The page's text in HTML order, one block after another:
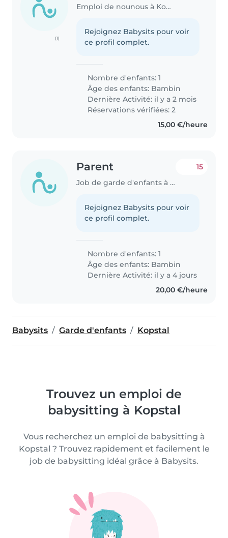
(1)
Emploi de nounous à Kopstal
Rejoignez Babysits pour voir
ce profil complet.
Nombre d'enfants: 1
Âge des enfants: Bambin
Dernière Activité: il y a 2 mois
Réservations vérifiées: 2
15,00 €/heure
Parent
Job de garde d'enfants à Kopstal
15
Rejoignez Babysits pour voir
ce profil complet.
Nombre d'enfants: 1
Âge des enfants: Bambin
Dernière Activité: il y a 4 jours
20,00 €/heure
Babysits Garde d'enfants Kopstal
Trouvez un emploi de
babysitting à Kopstal
Vous recherchez un emploi de babysitting à
Kopstal ? Trouvez rapidement et facilement le
job de babysitting idéal grâce à Babysits.